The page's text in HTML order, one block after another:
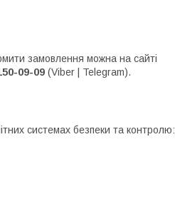
замовлення можна на сайті
09-09 (Viber | Telegram).
системах безпеки та контролю: